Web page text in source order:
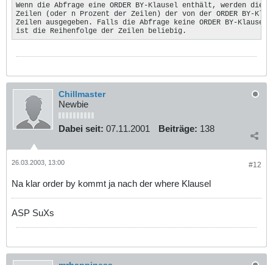
Wenn die Abfrage eine ORDER BY-Klausel enthält, werden die
Zeilen (oder n Prozent der Zeilen) der von der ORDER BY-
Zeilen ausgegeben. Falls die Abfrage keine ORDER BY-
ist die Reihenfolge der Zeilen beliebig.
Chillmaster
Newbie
Dabei seit: 07.11.2001 Beiträge: 138
#12
26.03.2003, 13:00
Na klar order by kommt ja nach der where Klausel
ASP SuXs